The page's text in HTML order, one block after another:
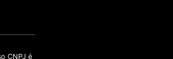
CNPJ é